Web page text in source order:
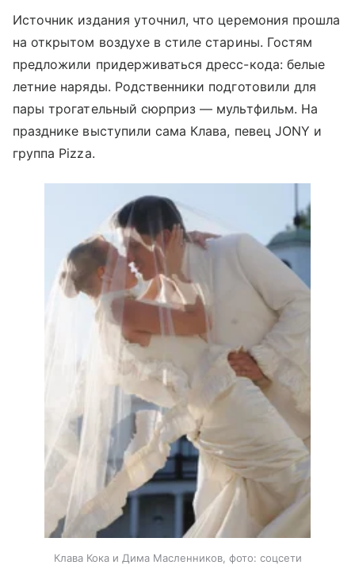
Источник издания уточнил, что церемония прошла
на открытом воздухе в стиле старины. Гостям
предложили придерживаться дресс-кода: белые
летние наряды. Родственники подготовили для
пары трогательный сюрприз — мультфильм. На
празднике выступили сама Клава, певец JONY и
группа Pizza.
Клава Кока и Дима Масленников, фото: соцсети